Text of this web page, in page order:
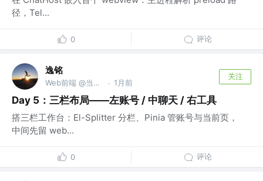
径，Tel...
0 评论
逸铭
Web前端 @当勤精进，但念无常 · 1月前
关注
Day 5：三栏布局——左账号 / 中聊天 / 右工具
搭三栏工作台：El-Splitter 分栏、Pinia 管账号与当前页，
中间先留 web...
0 评论